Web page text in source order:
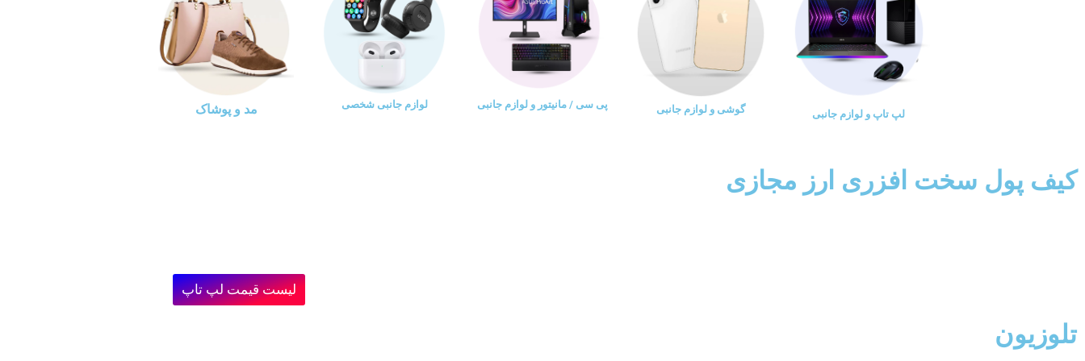
لپ تاپ و لوازم جانبی گوشی و لوازم جانبی پی سی / مانیتور و لوازم جانبی لوازم جانبی شخصی مد و پوشاک
کیف پول سخت افزری ارز مجازی
لیست قیمت لپ تاپ
تلوزیون